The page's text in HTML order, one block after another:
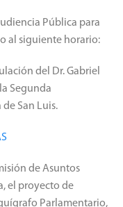
provincial’.
al siguiente horario:
del Dr. Gabriel
San Luis.
de Asuntos